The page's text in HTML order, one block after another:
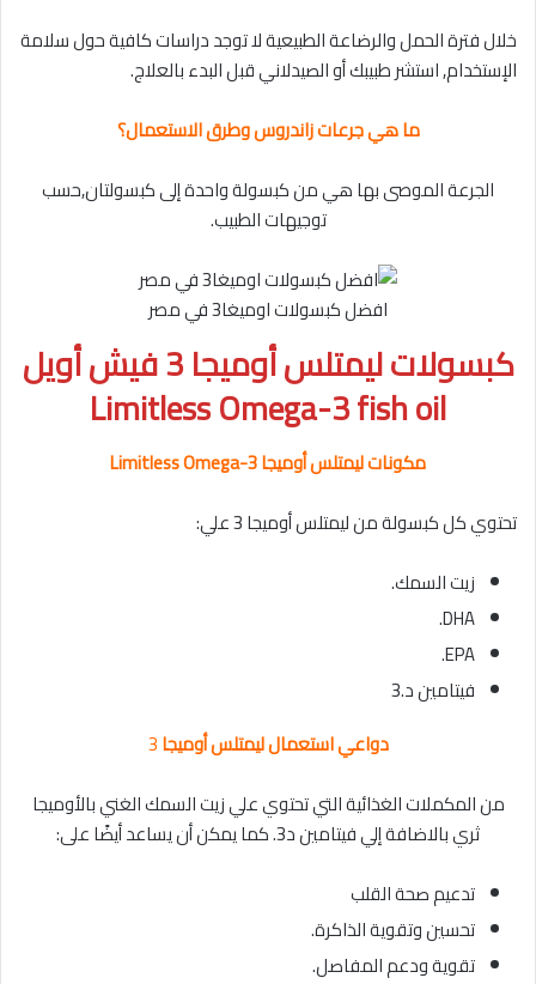
خلال فترة الحمل والرضاعة الطبيعية لا توجد دراسات كافية حول سلامة
الإستخدام, استشر طبيبك أو الصيدلاني قبل البدء بالعلاج.
ما هي جرعات زاندروس وطرق الاستعمال؟
الجرعة الموصى بها هي من كبسولة واحدة إلى كبسولتان,حسب
توجيهات الطبيب.
افضل كبسولات اوميغا3 في مصر
كبسولات ليمتلس أوميجا 3 فيش أويل
Limitless Omega-3 fish oil
مكونات ليمتلس أوميجا Limitless Omega-3
تحتوي كل كبسولة من ليمتلس أوميجا 3 علي:
زيت السمك.
DHA.
EPA.
فيتامين د.3
دواعي استعمال ليمتلس أوميجا3
من المكملات الغذائية التي تحتوي علي زيت السمك الغني بالأوميجا
ثري بالاضافة إلي فيتامين د3. كما يمكن أن يساعد أيضًا على:
تدعيم صحة القلب
تحسين وتقوية الذاكرة.
تقوية ودعم المفاصل.